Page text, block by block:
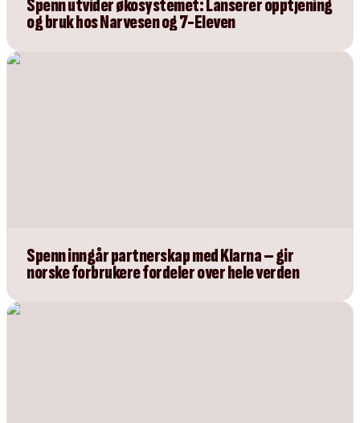
Spenn utvider økosystemet: Lanserer opptjening
og bruk hos Narvesen og 7-Eleven
Spenn inngår partnerskap med Klarna – gir
norske forbrukere fordeler over hele verden